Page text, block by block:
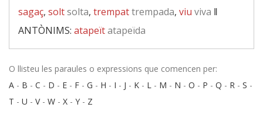
sagaç, soltsolta, trempattrempada, viu viva ‖
ANTÒNIMS: atapeïtatapeïda
O llisteu les paraules o expressions que comencen per:
A - B - C - D - E - F - G - H - I - J - K - L - M - N - O - P - Q - R - S -
T - U - V- W - X - Y - Z